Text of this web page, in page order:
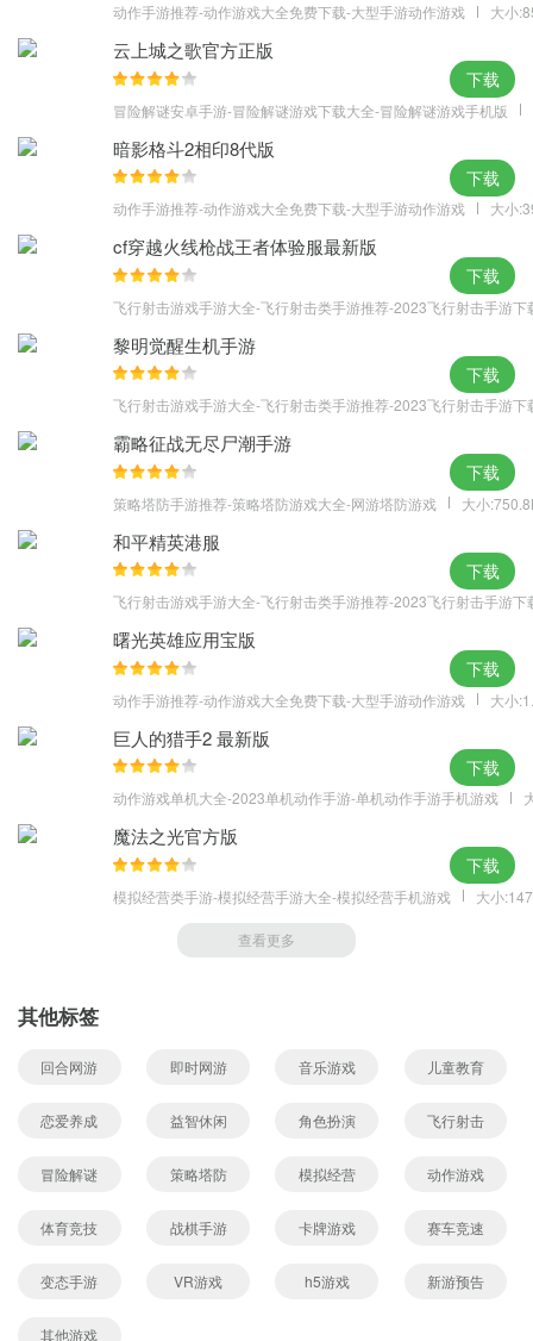
动作手游推荐-动作游戏大全免费下载-大型手游动作游戏 大小
云上城之歌官方正版
冒险解谜安卓手游-冒险解谜游戏下载大全-冒险解谜游戏手机版
下载
暗影格斗2相印8代版
动作手游推荐-动作游戏大全免费下载-大型手游动作游戏 大小
下载
cf穿越火线枪战王者体验服最新版
飞行射击游戏手游大全-飞行射击类手游推荐-2023飞行射击手游下
下载
黎明觉醒生机手游
飞行射击游戏手游大全-飞行射击类手游推荐-2023飞行射击手游下
下载
霸略征战无尽尸潮手游
策略塔防手游推荐-策略塔防游戏大全-网游塔防游戏 大小
下载
和平精英港服
飞行射击游戏手游大全-飞行射击类手游推荐-2023飞行射击手游下
下载
曙光英雄应用宝版
动作手游推荐-动作游戏大全免费下载-大型手游动作游戏 大小
下载
巨人的猎手2 最新版
动作游戏单机大全-2023单机动作手游-单机动作手游手机游戏
下载
魔法之光官方版
模拟经营类手游-模拟经营手游大全-模拟经营手机游戏 大小
下载
查看更多
其他标签
回合网游 即时网游 音乐游戏 儿童教育
恋爱养成 益智休闲 角色扮演 飞行射击
冒险解谜 策略塔防 模拟经营 动作游戏
体育竞技 战棋手游 卡牌游戏 赛车竞速
变态手游 VR游戏 h5游戏 新游预告
其他游戏